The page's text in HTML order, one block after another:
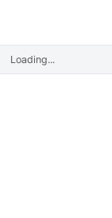
Loading...